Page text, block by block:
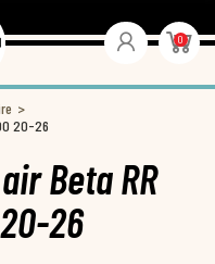
0
20-26
Beta RR
26